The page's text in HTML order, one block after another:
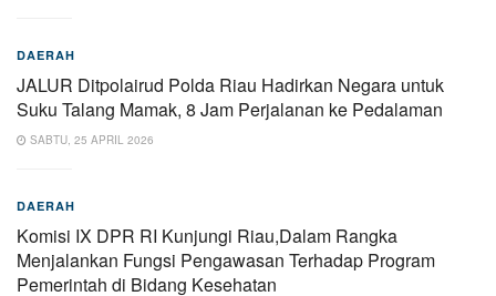
DAERAH
JALUR Ditpolairud Polda Riau Hadirkan Negara untuk
Suku Talang Mamak, 8 Jam Perjalanan ke Pedalaman
SABTU, 25 APRIL 2026
DAERAH
Komisi IX DPR RI Kunjungi Riau,Dalam Rangka
Menjalankan Fungsi Pengawasan Terhadap Program
Pemerintah di Bidang Kesehatan